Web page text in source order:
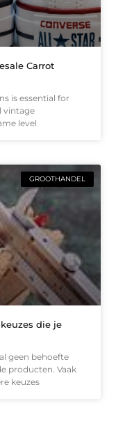
Carrot
is essential for
vintage
level
GROOTHANDEL
die je
geen behoefte
producten. Vaak
keuzes